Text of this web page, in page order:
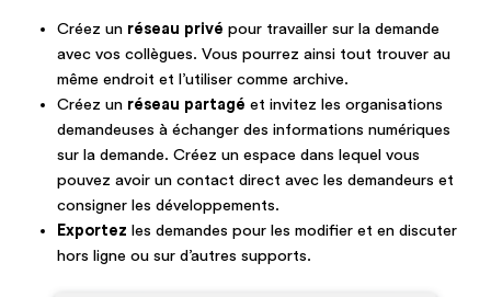
Créez un réseau privé pour travailler sur la demande
avec vos collègues. Vous pourrez ainsi tout trouver au
même endroit et l’utiliser comme archive.
Créez un réseau partagé et invitez les organisations
demandeuses à échanger des informations numériques
sur la demande. Créez un espace dans lequel vous
pouvez avoir un contact direct avec les demandeurs et
consigner les développements.
Exportez les demandes pour les modifier et en discuter
hors ligne ou sur d’autres supports.